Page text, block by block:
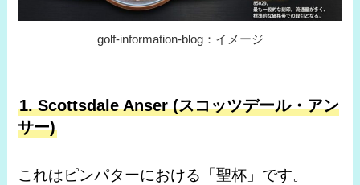
golf-information-blog：イメージ
1. Scottsdale Anser (スコッツデール・アン
サー)
これはピンパターにおける「聖杯」です。